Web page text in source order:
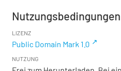
Nutzungsbedingungen
LIZENZ
Public Domain Mark 1.0
NUTZUNG